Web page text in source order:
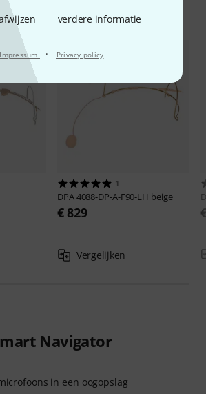
verdere informatie
Impressum · Privacy policy
Vergelijk opties
1
DPA4088-DP-A-F90-LH beige
€ 829
Vergelijken
Navigator
in een oogopslag